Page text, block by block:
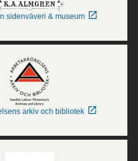
sidenväveri & museum
arkiv och bibliotek